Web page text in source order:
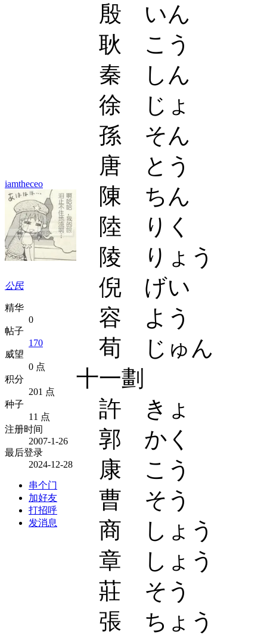
iamtheceo
公民
精华
0
帖子
170
威望
0 点
积分
201 点
种子
11 点
注册时间
2007-1-26
最后登录
2024-12-28
串个门
加好友
打招呼
发消息
殷 いん
耿 こう
秦 しん
徐 じょ
孫 そん
唐 とう
陳 ちん
陸 りく
陵 りょう
倪 げい
容 よう
荀 じゅん
十一劃
許 きょ
郭 かく
康 こう
曹 そう
商 しょう
章 しょう
莊 そう
張 ちょう